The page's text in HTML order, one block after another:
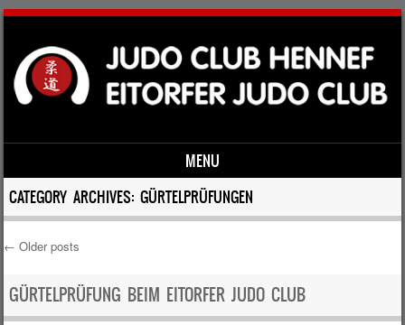
MENU
Skip to content
CATEGORY ARCHIVES:GÜRTELPRÜFUNGEN
Post navigation
← Older posts
GÜRTELPRÜFUNG BEIM EITORFER JUDO CLUB